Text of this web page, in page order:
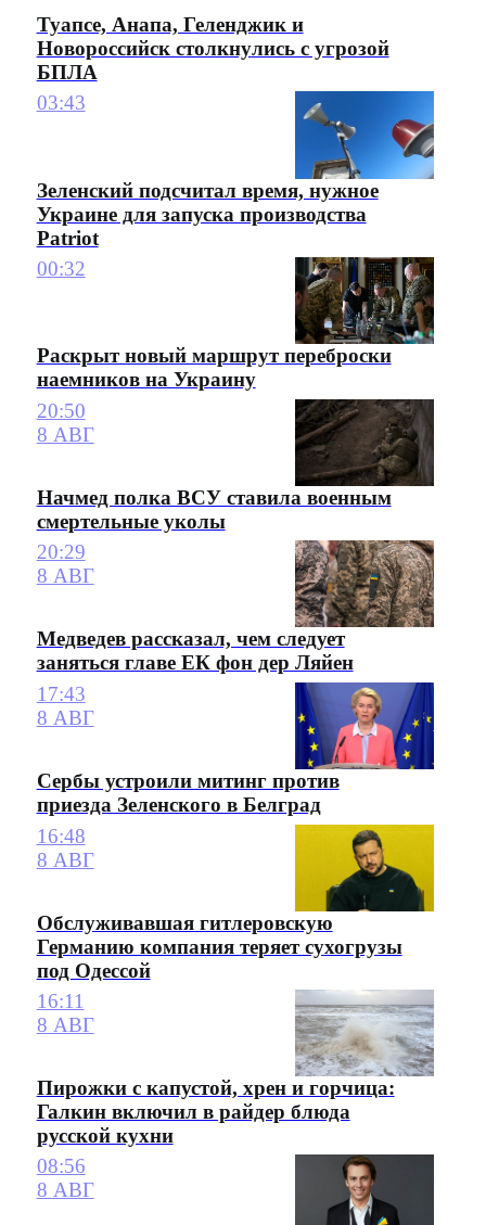
Туапсе, Анапа, Геленджик и
Новороссийск столкнулись с угрозой
БПЛА
03:43
Зеленский подсчитал время, нужное
Украине для запуска производства
Patriot
00:32
Раскрыт новый маршрут переброски
наемников на Украину
20:50
8 АВГ
Начмед полка ВСУ ставила военным
смертельные уколы
20:29
8 АВГ
Медведев рассказал, чем следует
заняться главе ЕК фон дер Ляйен
17:43
8 АВГ
Сербы устроили митинг против
приезда Зеленского в Белград
16:48
8 АВГ
Обслуживавшая гитлеровскую
Германию компания теряет сухогрузы
под Одессой
16:11
8 АВГ
Пирожки с капустой, хрен и горчица:
Галкин включил в райдер блюда
русской кухни
08:56
8 АВГ